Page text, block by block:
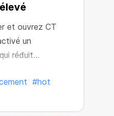
et ouvrez CT
un
réduit
#hot